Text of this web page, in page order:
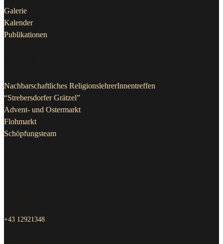
Galerie
Kalender
Publikationen
Nachbarschaftliches ReligionslehrerInnentreffen
“Strebersdorfer Grätzel”
Advent- und Ostermarkt
Flohmarkt
Schöpfungsteam
+43 12921348